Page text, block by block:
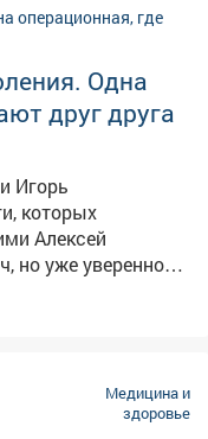
и
приходите: 🎓
массой тела. Пн
Вт - 15:30
#будьздоров
Одна
друг друга
Игорь
которых
Алексей
но уже уверенно
😁 Гордимся
Медицина и
здоровье